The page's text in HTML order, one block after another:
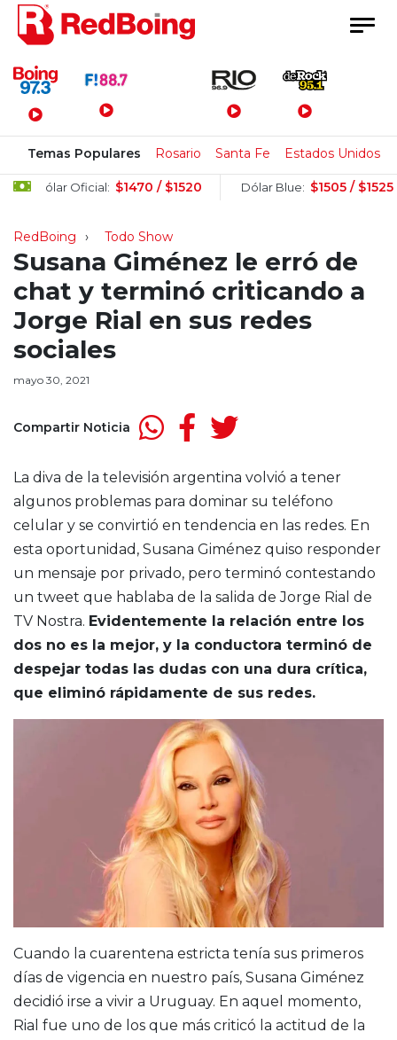
Menú Principal
Temas Populares Rosario Santa Fe Estados Unidos
Dólar Oficial: $1470 / $1520 Dólar Blue: $1505 / $1525
RedBoing Todo Show
Susana Giménez le erró de
chat y terminó criticando a
Jorge Rial en sus redes
sociales
mayo 30, 2021
Compartir Noticia
La diva de la televisión argentina volvió a tener
algunos problemas para dominar su teléfono
celular y se convirtió en tendencia en las redes. En
esta oportunidad, Susana Giménez quiso responder
un mensaje por privado, pero terminó contestando
un tweet que hablaba de la salida de Jorge Rial de
TV Nostra. Evidentemente la relación entre los
dos no es la mejor, y la conductora terminó de
despejar todas las dudas con una dura crítica,
que eliminó rápidamente de sus redes.
Cuando la cuarentena estricta tenía sus primeros
días de vigencia en nuestro país, Susana Giménez
decidió irse a vivir a Uruguay. En aquel momento,
Rial fue uno de los que más criticó la actitud de la